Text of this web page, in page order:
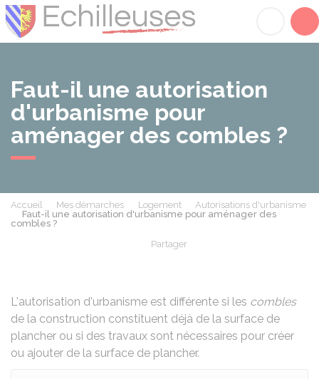
Faut-il une autorisation
d'urbanisme pour
aménager des combles ?
Accueil Mes démarches Logement
Autorisations d'urbanisme
Faut-il une autorisation d'urbanisme pour aménager des
combles ?
Partager
L'autorisation d'urbanisme est différente si les combles
de la construction constituent déjà de la surface de
plancher ou si des travaux sont nécessaires pour créer
ou ajouter de la surface de plancher.